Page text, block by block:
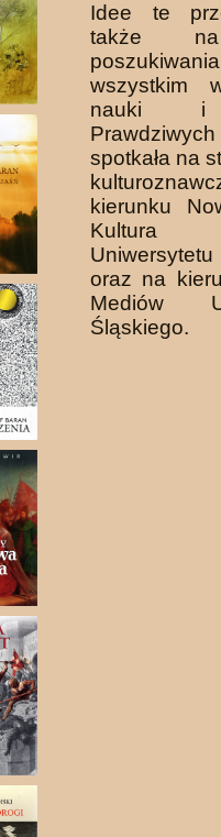
Idee te
także
wszystkim
nauki i
spotkała na
kierunku
Kultura
oraz na
Mediów
Śląskiego.